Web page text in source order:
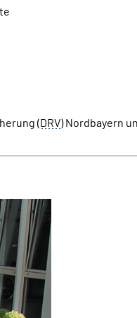
(DRV) Nordbayern